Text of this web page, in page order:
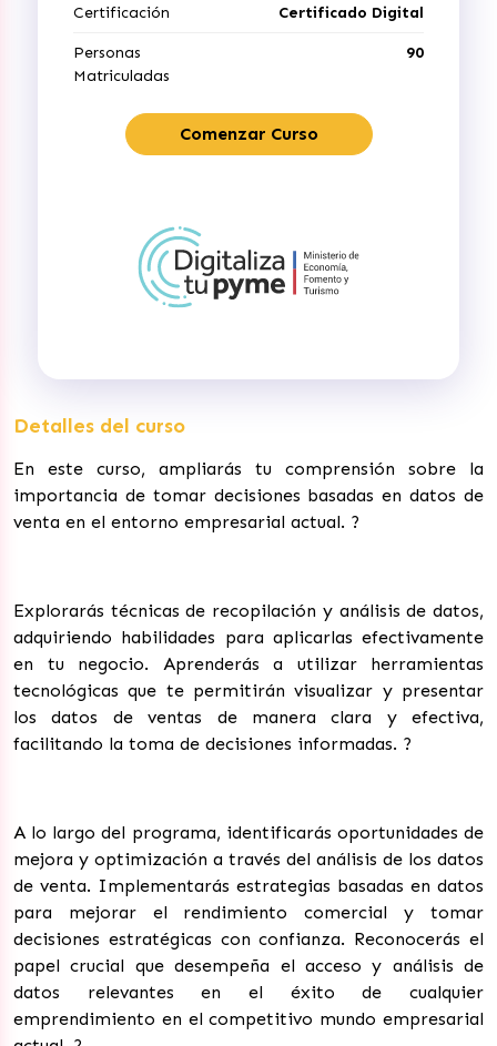
Certificación Certificado Digital
Personas
Matriculadas
90
Comenzar Curso
Detalles del curso
En este curso, ampliarás tu comprensión sobre la
importancia de tomar decisiones basadas en datos de
venta en el entorno empresarial actual. ?️
Explorarás técnicas de recopilación y análisis de datos,
adquiriendo habilidades para aplicarlas efectivamente
en tu negocio. Aprenderás a utilizar herramientas
tecnológicas que te permitirán visualizar y presentar
los datos de ventas de manera clara y efectiva,
facilitando la toma de decisiones informadas. ?
A lo largo del programa, identificarás oportunidades de
mejora y optimización a través del análisis de los datos
de venta. Implementarás estrategias basadas en datos
para mejorar el rendimiento comercial y tomar
decisiones estratégicas con confianza. Reconocerás el
papel crucial que desempeña el acceso y análisis de
datos relevantes en el éxito de cualquier
emprendimiento en el competitivo mundo empresarial